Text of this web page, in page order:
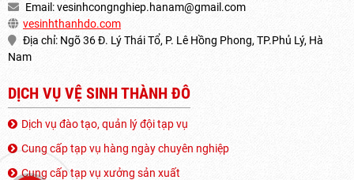
Email:vesinhcongnghiep.hanam@gmail.com
vesinhthanhdo.com
Địa chỉ: Ngõ 36 Đ. Lý Thái Tổ, P. Lê Hồng Phong, TP.Phủ Lý, Hà
Nam
DỊCH VỤ VỆ SINH THÀNH ĐÔ
Dịch vụ đào tạo, quản lý đội tạp vụ
Cung cấp tạp vụ hàng ngày chuyên nghiệp
Cung cấp tạp vụ xưởng sản xuất